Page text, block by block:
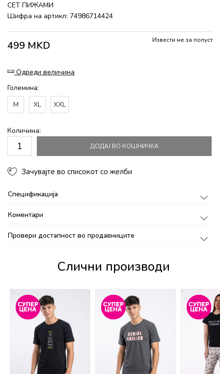
СЕТ ПИЖАМИ
Шифра на артикл: 74986714424
499 MKD Извести ме за попуст
Одреди величина
Големина:
M
XL XXL
Количина:
ДОДАЈ ВО КОШНИЧКА
Зачувајте во списокот со желби
Спецификација
Коментари
Провери достапност во продавниците
Слични производи